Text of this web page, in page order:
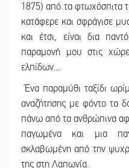
1875) από τα φτωχόσπιτα
κατάφερε και σφράγισε
και έτσι, είναι δια
παραμονή μου στις
ελπίδων…
Ένα παραμύθι ταξίδι
αναζήτησης με φόντο τα
πάνω από τα ανθρώπινα
παγωμένα και μια
σκλαβωμένη από την
της στη Λαπωνία.